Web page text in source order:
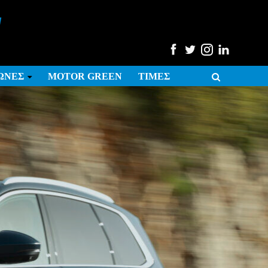
MOTOR GREEN ΤΙΜΕΣ